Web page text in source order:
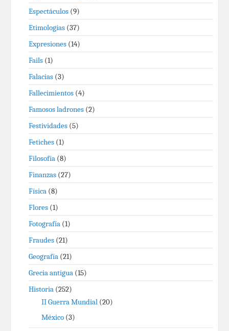
Espectáculos (9)
Etimologías (37)
Expresiones (14)
Fails (1)
Falacias (3)
Fallecimientos (4)
Famosos ladrones (2)
Festividades (5)
Fetiches (1)
Filosofía (8)
Finanzas (27)
Física (8)
Flores (1)
Fotografía (1)
Fraudes (21)
Geografía (21)
Grecia antigua (15)
Historia (252)
II Guerra Mundial (20)
México (3)